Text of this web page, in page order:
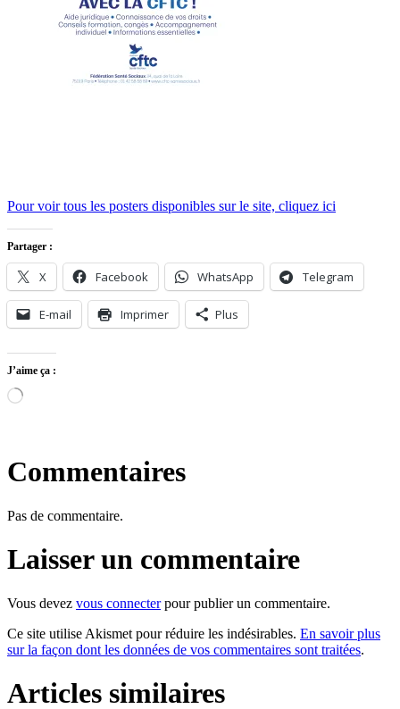
Pour voir tous les posters disponibles sur le site, cliquez ici
Partager :
X Facebook WhatsApp Telegram
E-mail Imprimer Plus
J’aime ça :
Chargement…
Commentaires
Pas de commentaire.
Laisser un commentaire
Vous devez vous connecterpour publier un commentaire.
Ce site utilise Akismet pour réduire les indésirables. En savoir plus
sur la façon dont les données de vos commentaires sont traitées.
Articles similaires